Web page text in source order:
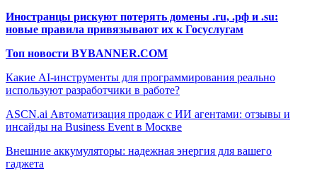
Иностранцы рискуют потерять домены .ru, .рф и .su:
новые правила привязывают их к Госуслугам
Топ новости BYBANNER.COM
Какие AI-инструменты для программирования реально
используют разработчики в работе?
ASCN.ai Автоматизация продаж с ИИ агентами: отзывы и
инсайды на Business Event в Москве
Внешние аккумуляторы: надежная энергия для вашего
гаджета